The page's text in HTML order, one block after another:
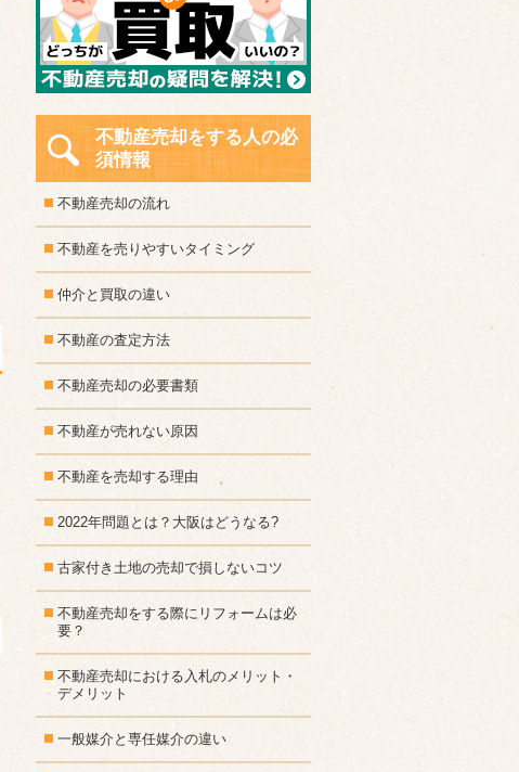
不動産売却をする人の必
須情報
不動産売却の流れ
不動産を売りやすいタイミング
仲介と買取の違い
不動産の査定方法
不動産売却の必要書類
不動産が売れない原因
不動産を売却する理由
2022年問題とは？大阪はどうなる?
古家付き土地の売却で損しないコツ
不動産売却をする際にリフォームは必
要？
不動産売却における入札のメリット・
デメリット
一般媒介と専任媒介の違い